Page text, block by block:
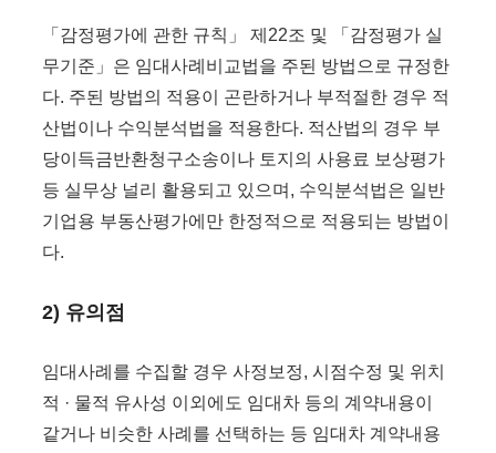
「감정평가에 관한 규칙」 제22조 및 「감정평가 실
무기준」은 임대사례비교법을 주된 방법으로 규정한
다. 주된 방법의 적용이 곤란하거나 부적절한 경우 적
산법이나 수익분석법을 적용한다. 적산법의 경우 부
당이득금반환청구소송이나 토지의 사용료 보상평가
등 실무상 널리 활용되고 있으며, 수익분석법은 일반
기업용 부동산평가에만 한정적으로 적용되는 방법이
다.
2) 유의점
임대사례를 수집할 경우 사정보정, 시점수정 및 위치
적 · 물적 유사성 이외에도 임대차 등의 계약내용이
같거나 비슷한 사례를 선택하는 등 임대차 계약내용